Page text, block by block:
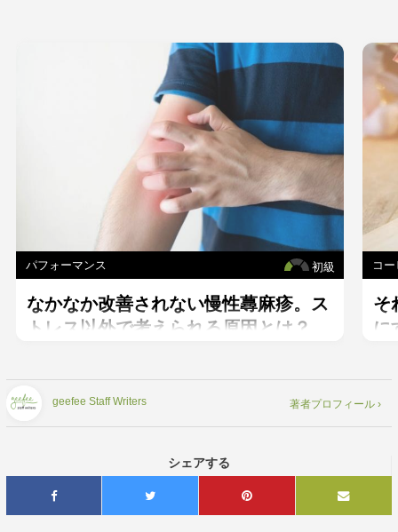
初級
パフォーマンス
なかなか改善されない慢性蕁麻疹。ス
トレス以外で考えられる原因とは？
コ
そ
に
geefee Staff Writers 著者プロフィール ›
シェアする